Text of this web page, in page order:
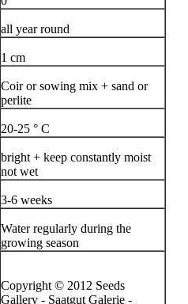
all year round
1 cm
Coir or sowing mix + sand or
perlite
20-25 ° C
bright + keep constantly moist
not wet
3-6 weeks
Water regularly during the
growing season
Copyright © 2012 Seeds
Gallery - Saatgut Galerie -